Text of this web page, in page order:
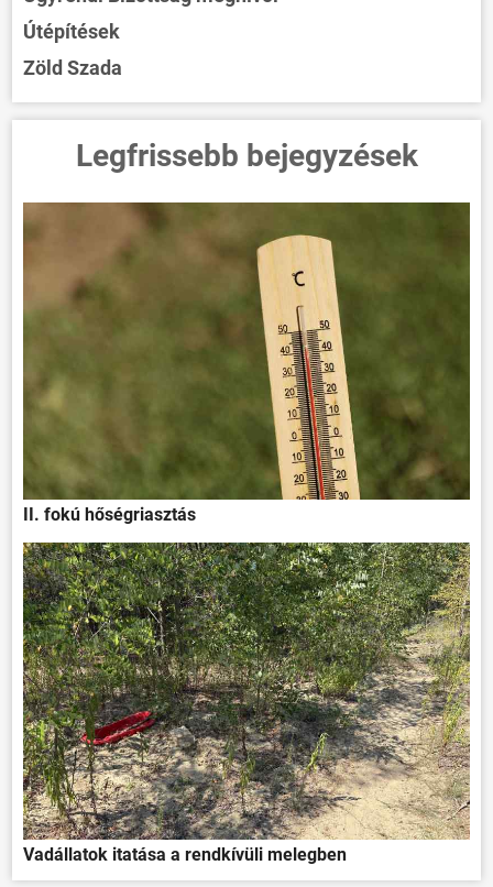
Útépítések
Zöld Szada
Legfrissebb bejegyzések
II. fokú hőségriasztás
Vadállatok itatása a rendkívüli melegben